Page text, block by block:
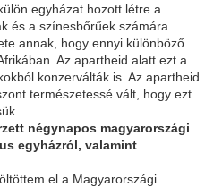
egyházat hozott létre a
és a színesbőrűek számára.
annak, hogy ennyi különböző
Az apartheid alatt ezt a
konzerválták is. Az apartheid
természetessé vált, hogy ezt
négynapos magyarországi
egyházról, valamint
el a Magyarországi